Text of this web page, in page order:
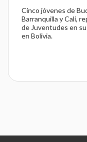
Cinco jóvenes de
Barranquilla y Cali,
de Juventudes en
en Bolivia.